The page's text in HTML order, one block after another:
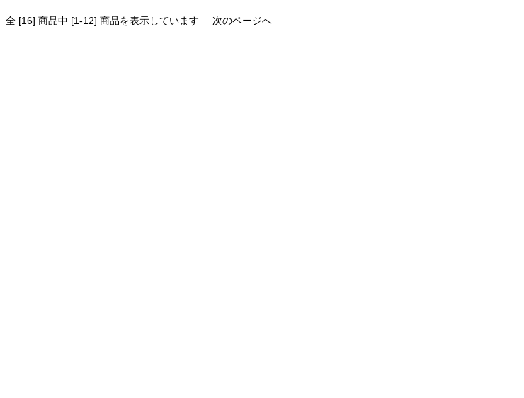
全 [16] 商品中 [1-12] 商品を表示しています 次のページへ